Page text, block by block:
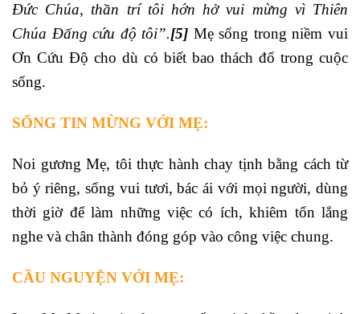
Đức Chúa, thần trí tôi hớn hở vui mừng vì Thiên
Chúa Đấng cứu độ tôi”.[5] Mẹ sống trong niềm vui
Ơn Cứu Độ cho dù có biết bao thách đố trong cuộc
sống.
SỐNG TIN MỪNG VỚI MẸ:
Noi gương Mẹ, tôi thực hành chay tịnh bằng cách từ
bỏ ý riêng, sống vui tươi, bác ái với mọi người, dùng
thời giờ để làm những việc có ích, khiêm tốn lắng
nghe và chân thành đóng góp vào công việc chung.
CẦU NGUYỆN VỚI MẸ: